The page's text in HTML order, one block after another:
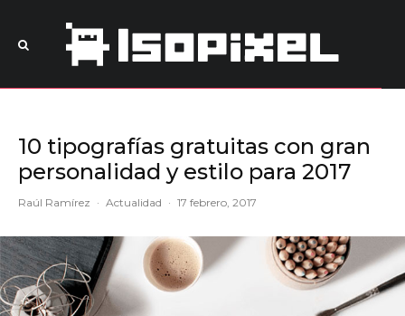
10 tipografías gratuitas con gran
personalidad y estilo para 2017
Raúl Ramírez · Actualidad · 17 febrero, 2017